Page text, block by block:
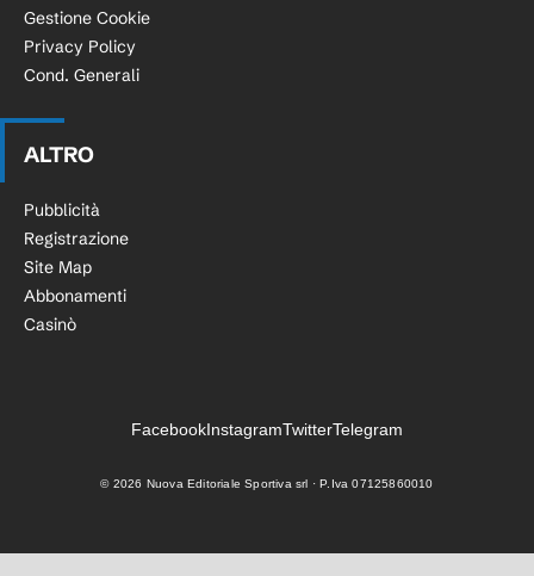
Gestione Cookie
Privacy Policy
Cond. Generali
ALTRO
Pubblicità
Registrazione
Site Map
Abbonamenti
Casinò
FacebookInstagramTwitterTelegram
© 2026 Nuova Editoriale Sportiva srl · P.Iva 07125860010